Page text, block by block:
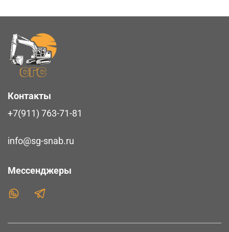
Контакты
+7(911) 763-71-81
info@sg-snab.ru
Мессенджеры